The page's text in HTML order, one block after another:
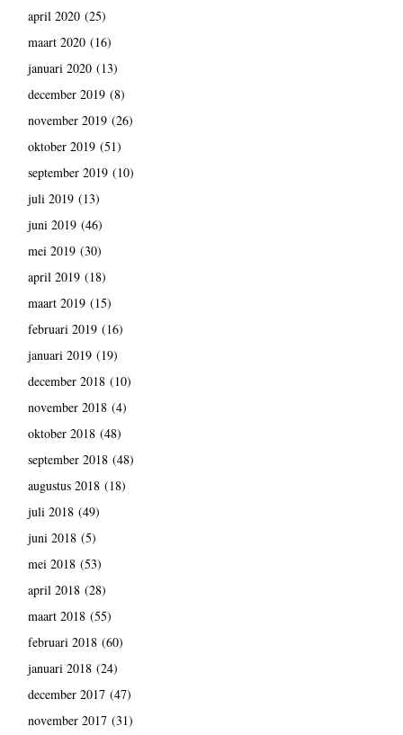
april 2020(25)
maart 2020(16)
januari 2020(13)
december 2019(8)
november 2019(26)
oktober 2019(51)
september 2019(10)
juli 2019(13)
juni 2019(46)
mei 2019(30)
april 2019(18)
maart 2019(15)
februari 2019(16)
januari 2019(19)
december 2018(10)
november 2018(4)
oktober 2018(48)
september 2018(48)
augustus 2018(18)
juli 2018(49)
juni 2018(5)
mei 2018(53)
april 2018(28)
maart 2018(55)
februari 2018(60)
januari 2018(24)
december 2017(47)
november 2017(31)